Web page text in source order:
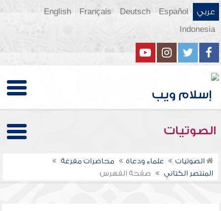
عربي Español
Deutsch
Français
English
Indonesia
الصوتيات
الصوتيات علماء ودعاة
محاضرات مفرغة
المنتصر الكتاني
صفحة الفهرس